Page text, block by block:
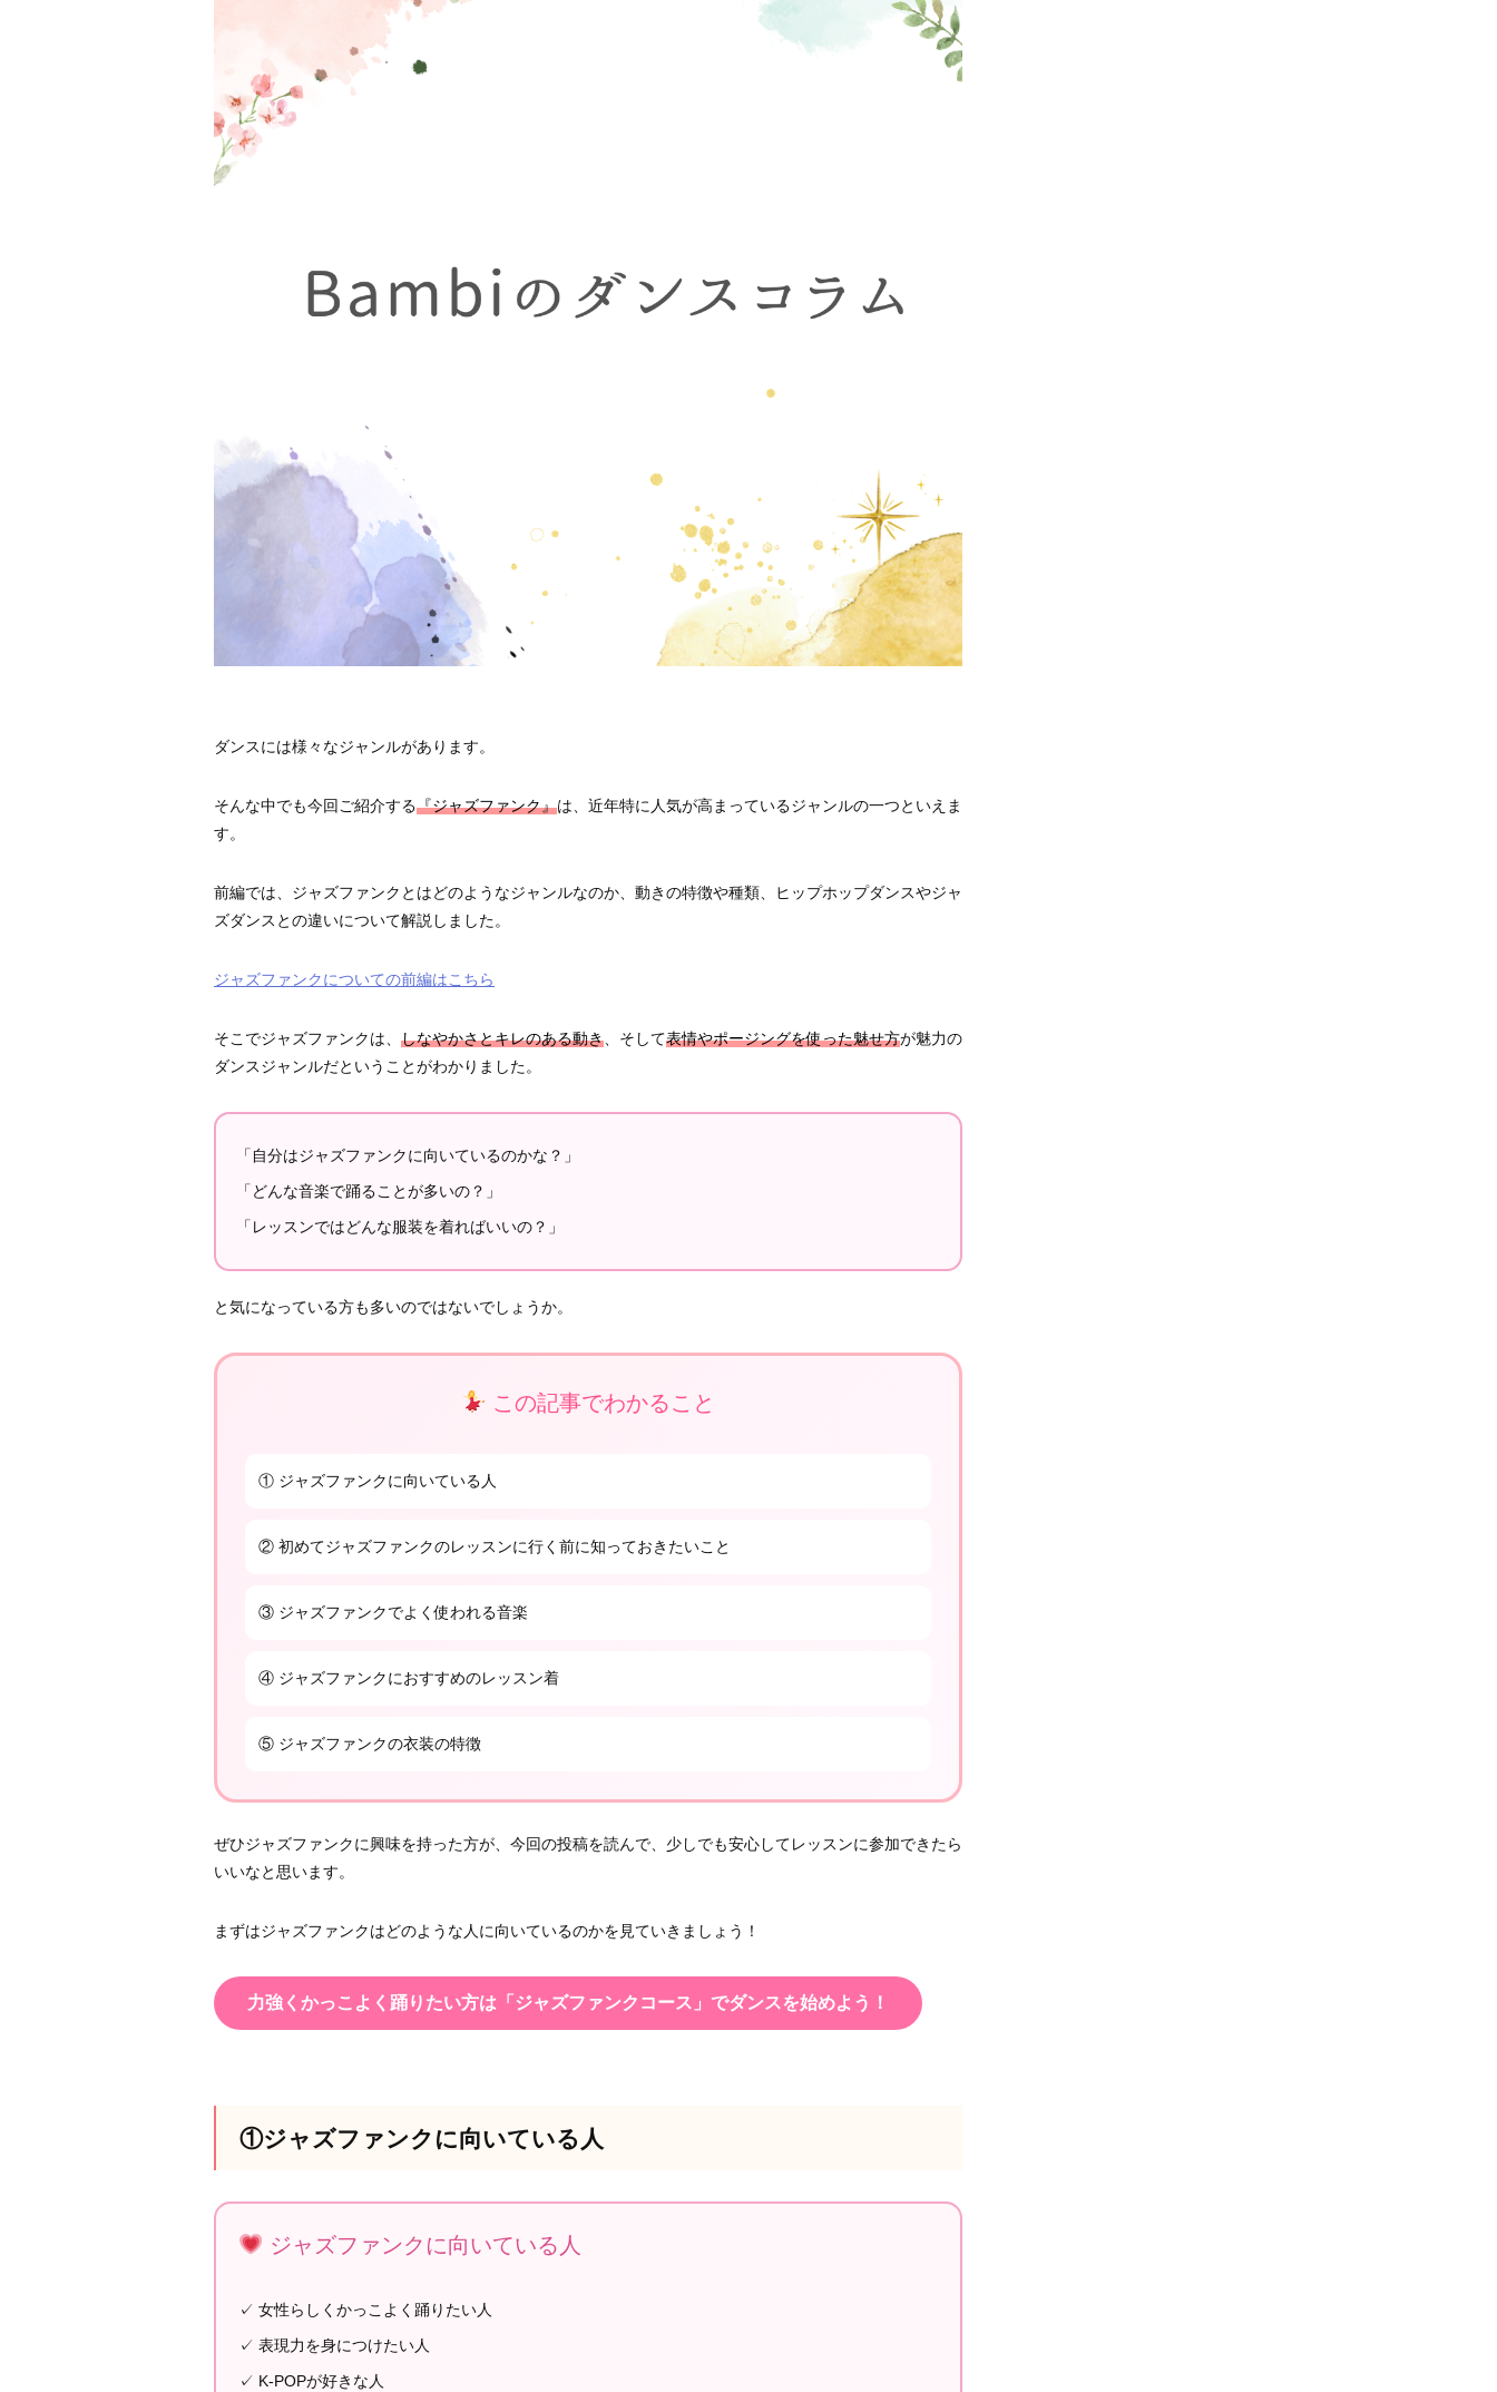
ダンスには様々なジャンルがあります。
そんな中でも今回ご紹介する『ジャズファンク』は、近年特に人気が高まっているジャンルの一つといえま
す。
前編では、ジャズファンクとはどのようなジャンルなのか、動きの特徴や種類、ヒップホップダンスやジャ
ズダンスとの違いについて解説しました。
ジャズファンクについての前編はこちら
そこでジャズファンクは、 しなやかさとキレのある動き 、そして表情やポージングを使った魅せ方が魅力の
ダンスジャンルだということがわかりました。
「自分はジャズファンクに向いているのかな？」
「どんな音楽で踊ることが多いの？」
「レッスンではどんな服装を着ればいいの？」
と気になっている方も多いのではないでしょうか。
この記事でわかること
① ジャズファンクに向いている人
② 初めてジャズファンクのレッスンに行く前に知っておきたいこと
③ ジャズファンクでよく使われる音楽
④ ジャズファンクにおすすめのレッスン着
⑤ ジャズファンクの衣装の特徴
ぜひジャズファンクに興味を持った方が、今回の投稿を読んで、少しでも安心してレッスンに参加できたら
いいなと思います。
まずはジャズファンクはどのような人に向いているのかを見ていきましょう！
力強くかっこよく踊りたい方は「ジャズファンクコース」でダンスを始めよう！
①ジャズファンクに向いている人
ジャズファンクに向いている人
✓ 女性らしくかっこよく踊りたい人
✓ 表現力を身につけたい人
✓ K-POPが好きな人